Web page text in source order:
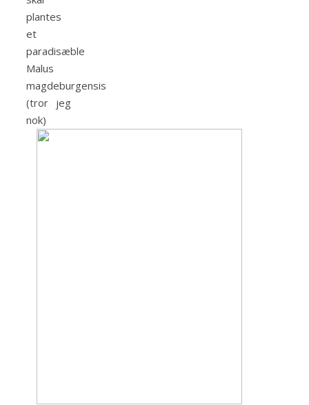
plantes
et
paradisæble
Malus
magdeburgensis
(tror jeg
nok)